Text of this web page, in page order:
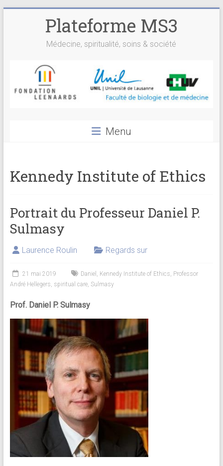
Plateforme MS3
Médecine, spiritualité, soins & société
Menu
Kennedy Institute of Ethics
Portrait du Professeur Daniel P.
Sulmasy
Laurence Roulin Regards sur
21 mai 2019 Daniel Kennedy Institute of Ethics Professor
André Hellegers spiritual care, Sulmasy
Prof. Daniel P. Sulmasy